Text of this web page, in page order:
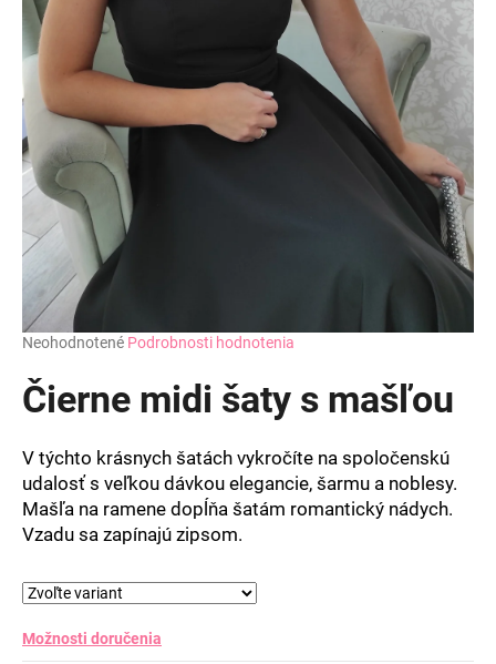
Priemerné
produktu
je
5
hviezdičiek.
Neohodnotené Podrobnosti hodnotenia
Čierne midi šaty s mašľou
V týchto krásnych šatách vykročíte na spoločenskú
udalosť s veľkou dávkou elegancie, šarmu a noblesy.
Mašľa na ramene dopĺňa šatám romantický nádych.
Vzadu sa zapínajú zipsom.
Možnosti doručenia